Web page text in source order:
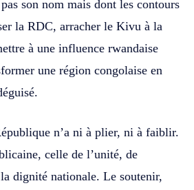
son nom mais dont les contours
la RDC, arracher le Kivu à la
à une influence rwandaise
une région congolaise en
n’a ni à plier, ni à faiblir.
celle de l’unité, de
dignité nationale. Le soutenir,